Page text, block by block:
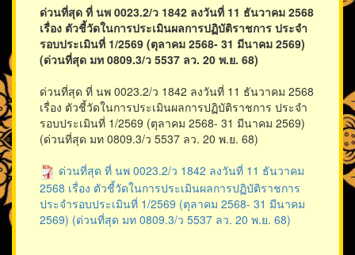
ด่วนที่สุด ที่ นพ 0023.2/ว 1842 ลงวันที่ 11 ธันวาคม 2568
เรื่อง ตัวชี้วัดในการประเมินผลการปฏิบัติราชการ ประจำ
รอบประเมินที่ 1/2569 (ตุลาคม 2568- 31 มีนาคม 2569)
(ด่วนที่สุด มท 0809.3/ว 5537 ลว. 20 พ.ย. 68)
ด่วนที่สุด ที่ นพ 0023.2/ว 1842 ลงวันที่ 11 ธันวาคม 2568
เรื่อง ตัวชี้วัดในการประเมินผลการปฏิบัติราชการ ประจำ
รอบประเมินที่ 1/2569 (ตุลาคม 2568- 31 มีนาคม 2569)
(ด่วนที่สุด มท 0809.3/ว 5537 ลว. 20 พ.ย. 68)
ด่วนที่สุด ที่ นพ 0023.2/ว 1842 ลงวันที่ 11 ธันวาคม
2568 เรื่อง ตัวชี้วัดในการประเมินผลการปฏิบัติราชการ
ประจำรอบประเมินที่ 1/2569 (ตุลาคม 2568- 31 มีนาคม
2569) (ด่วนที่สุด มท 0809.3/ว 5537 ลว. 20 พ.ย. 68)